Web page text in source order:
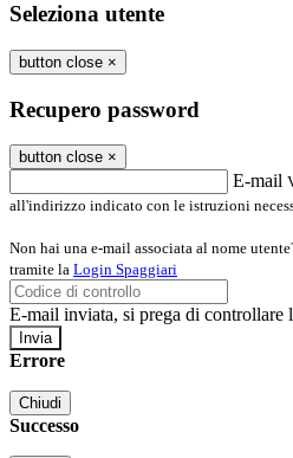
Seleziona utente
button close ×
Recupero password
button close ×
E-mail
all'indirizzo indicato con le istruzioni
Non hai una e-mail associata al nome
tramite la Login Spaggiari
E-mail inviata, si prega di controllare
Errore
Chiudi
Successo